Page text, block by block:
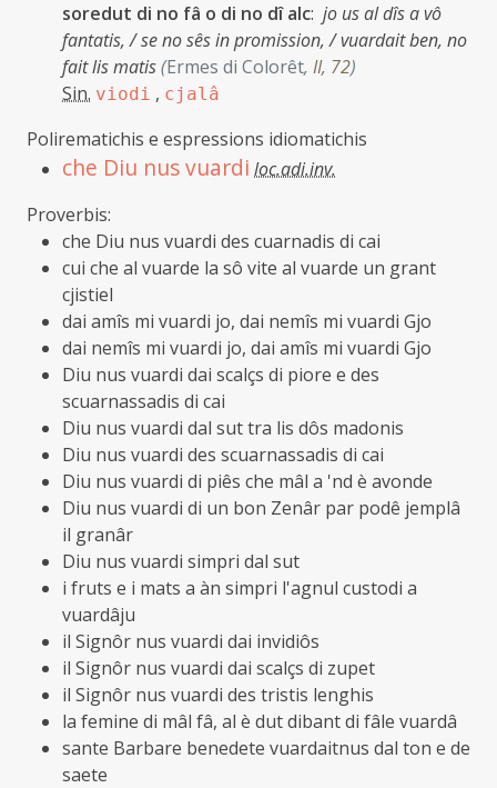
soredut di no fâ o di no dî alc: jo us al dîs a vô
fantatis, / se no sês in promission, / vuardait ben, no
fait lis matis(Ermes di Colorêt, II, 72)
Sin. viodi , cjalâ
Polirematichis e espressions idiomatichis
che Diu nus vuardi loc.adi.inv.
Proverbis:
che Diu nus vuardi des cuarnadis di cai
cui che al vuarde la sô vite al vuarde un grant
cjistiel
dai amîs mi vuardi jo, dai nemîs mi vuardi Gjo
dai nemîs mi vuardi jo, dai amîs mi vuardi Gjo
Diu nus vuardi dai scalçs di piore e des
scuarnassadis di cai
Diu nus vuardi dal sut tra lis dôs madonis
Diu nus vuardi des scuarnassadis di cai
Diu nus vuardi di piês che mâl a 'nd è avonde
Diu nus vuardi di un bon Zenâr par podê jemplâ
il granâr
Diu nus vuardi simpri dal sut
i fruts e i mats a àn simpri l'agnul custodi a
vuardâju
il Signôr nus vuardi dai invidiôs
il Signôr nus vuardi dai scalçs di zupet
il Signôr nus vuardi des tristis lenghis
la femine di mâl fâ, al è dut dibant di fâle vuardâ
sante Barbare benedete vuardaitnus dal ton e de
saete